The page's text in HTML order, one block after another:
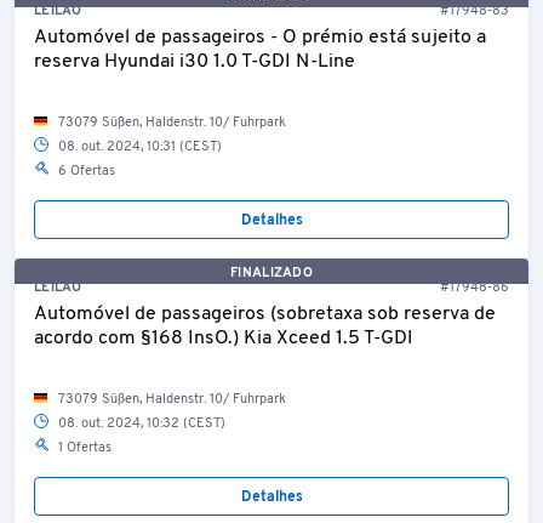
LEILÃO
#17948-83
Automóvel de passageiros - O prémio está sujeito a
reserva Hyundai i30 1.0 T-GDI N-Line
73079 Süßen, Haldenstr. 10/ Fuhrpark
08. out. 2024, 10:31 (CEST)
6 Ofertas
Detalhes
FINALIZADO
LEILÃO
#17948-86
Automóvel de passageiros (sobretaxa sob reserva de
acordo com §168 InsO.) Kia Xceed 1.5 T-GDI
73079 Süßen, Haldenstr. 10/ Fuhrpark
08. out. 2024, 10:32 (CEST)
1 Ofertas
Detalhes